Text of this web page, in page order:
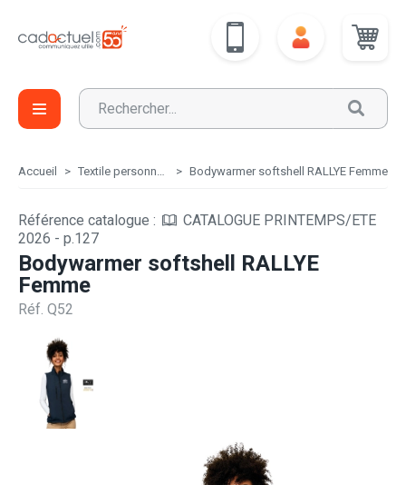
Accueil Textile personnalisé Bodywarmer softshell RALLYE Femme
Référence catalogue :
CATALOGUE PRINTEMPS/ETE
2026 - p.127
Bodywarmer softshell RALLYE
Femme
Réf. Q52